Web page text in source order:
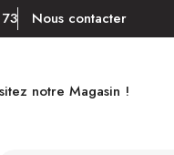
Nous contacter
notre Magasin !